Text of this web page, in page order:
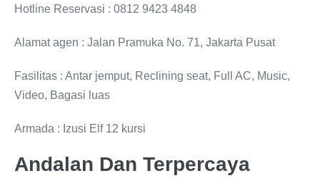
Hotline Reservasi : 0812 9423 4848
Alamat agen : Jalan Pramuka No. 71, Jakarta Pusat
Fasilitas : Antar jemput, Reclining seat, Full AC, Music,
Video, Bagasi luas
Armada : Izusi Elf 12 kursi
Andalan Dan Terpercaya